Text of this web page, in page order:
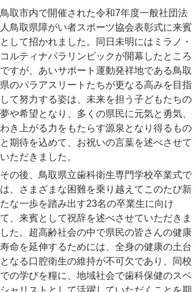
鳥取市内で開催された令和7年度一般社団法
人鳥取県障がい者スポーツ協会表彰式に来賓
として招かれました。同日未明にはミラノ・
コルティナパラリンピックが開幕したところ
ですが、あいサポート運動発祥地である鳥取
県のパラアスリートたちが更なる高みを目指
して努力する姿は、未来を担う子どもたちの
夢や希望となり、多くの県民に元気と勇気、
わき上がる力をもたらす源泉となり得るもの
と期待を込めて、お祝いの言葉を述べさせて
いただきました。
その後、鳥取県立歯科衛生専門学校卒業式で
は、さまざまな困難を乗り越えてこのたび新
たな一歩を踏み出す23名の卒業生に向け
て、来賓として祝辞を述べさせていただきま
した。超高齢社会の中で県民の皆さんの健康
寿命を延伸するためには、全身の健康の土台
となる口腔衛生の維持が不可欠であり、同校
での学びを糧に、地域社会で歯科保健のスペ